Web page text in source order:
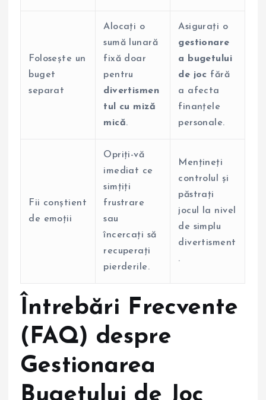
Folosește un
buget
separat
Alocați o
sumă lunară
fixă doar
pentru
divertismen
tul cu miză
mică.
Asigurați o
gestionare
a bugetului
de joc fără
a afecta
finanțele
personale.
Fii conștient
de emoții
Opriți-vă
imediat ce
simțiți
frustrare
sau
încercați să
recuperați
pierderile.
Mențineți
controlul și
păstrați
jocul la nivel
de simplu
divertisment
.
Întrebări Frecvente
(FAQ) despre
Gestionarea